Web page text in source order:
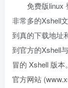
免费版linux
非常多的Xshell
到真的下载地址
到官方的Xshell
冒的 Xshell 版
官方网站